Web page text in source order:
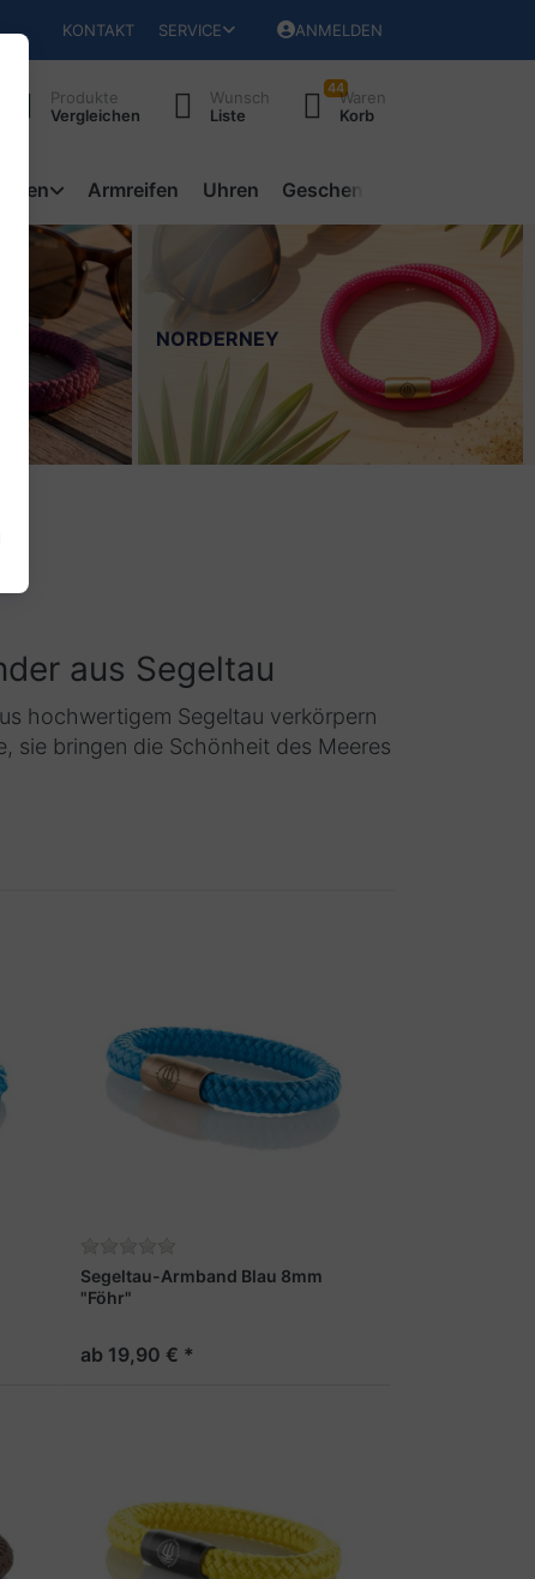
KONTAKT SERVICE ANMELDEN
Produkte
Vergleichen
Wunsch
Liste
44Waren
Korb
Armreifen Uhren Geschenke
NORDERNEY
aus Segeltau
hochwertigem Segeltau verkörpern
sie bringen die Schönheit des Meeres
Segeltau-Armband Blau 8mm
"Föhr"
ab 19,90 € *